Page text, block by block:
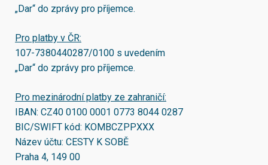
„Dar“ do zprávy pro příjemce.
Pro platby v ČR:
107-7380440287/0100 s uvedením
„Dar“ do zprávy pro příjemce.
Pro mezinárodní platby ze zahraničí:
IBAN: CZ40 0100 0001 0773 8044 0287
BIC/SWIFT kód: KOMBCZPPXXX
Název účtu: CESTY K SOBĚ
Praha 4, 149 00